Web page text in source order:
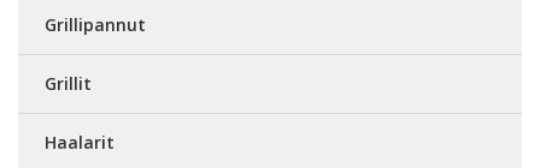
Grillipannut
Grillit
Haalarit